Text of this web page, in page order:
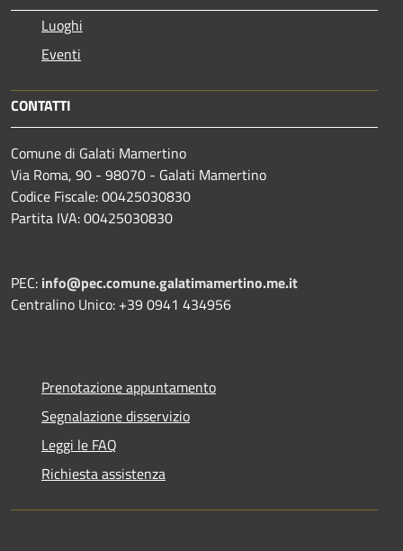
Luoghi
Eventi
CONTATTI
Comune di Galati Mamertino
Via Roma, 90 - 98070 - Galati Mamertino
Codice Fiscale: 00425030830
Partita IVA: 00425030830
PEC: info@pec.comune.galatimamertino.me.it
Centralino Unico: +39 0941 434956
Prenotazione appuntamento
Segnalazione disservizio
Leggi le FAQ
Richiesta assistenza